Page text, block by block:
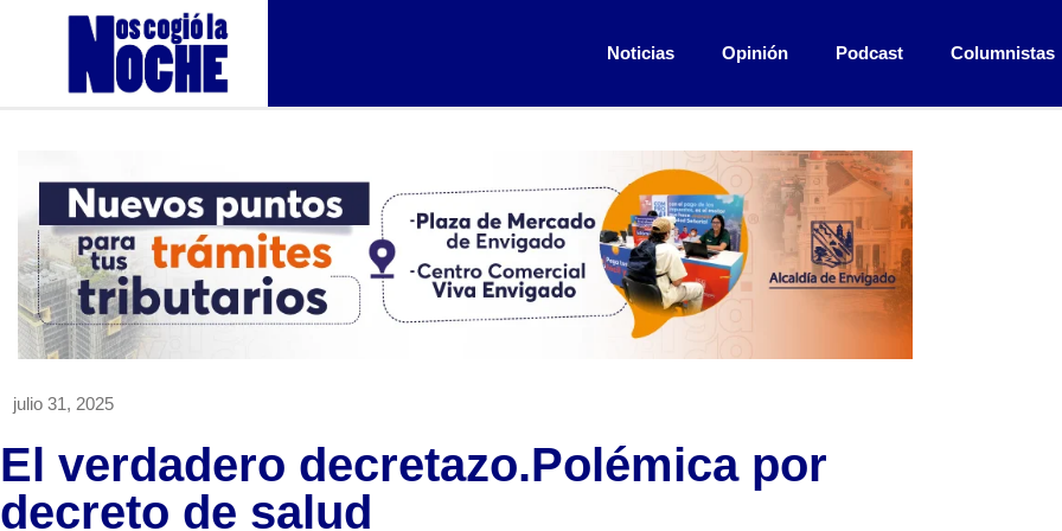
Noticias Opinión Podcast Columnistas
julio 31, 2025
El verdadero decretazo.Polémica por
decreto de salud